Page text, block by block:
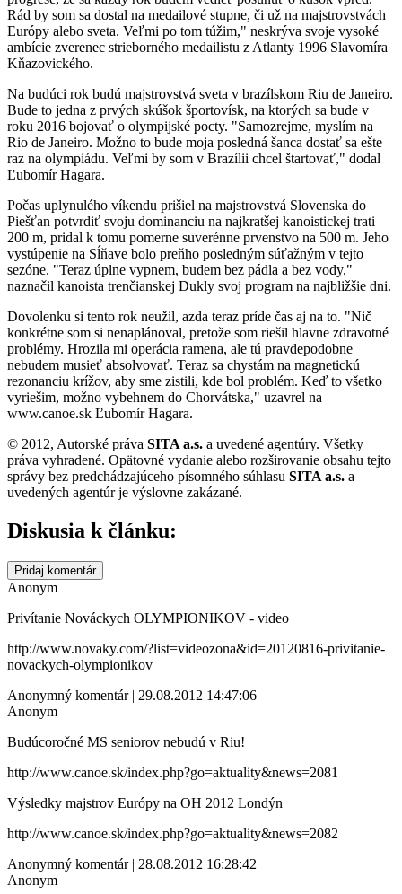
Rád by som sa dostal na medailové stupne, či už na majstrovstvách
Európy alebo sveta. Veľmi po tom túžim," neskrýva svoje vysoké
ambície zverenec strieborného medailistu z Atlanty 1996 Slavomíra
Kňazovického.
Na budúci rok budú majstrovstvá sveta v brazílskom Riu de Janeiro.
Bude to jedna z prvých skúšok športovísk, na ktorých sa bude v
roku 2016 bojovať o olympijské pocty. "Samozrejme, myslím na
Rio de Janeiro. Možno to bude moja posledná šanca dostať sa ešte
raz na olympiádu. Veľmi by som v Brazílii chcel štartovať," dodal
Ľubomír Hagara.
Počas uplynulého víkendu prišiel na majstrovstvá Slovenska do
Piešťan potvrdiť svoju dominanciu na najkratšej kanoistickej trati
200 m, pridal k tomu pomerne suverénne prvenstvo na 500 m. Jeho
vystúpenie na Sĺňave bolo preňho posledným súťažným v tejto
sezóne. "Teraz úplne vypnem, budem bez pádla a bez vody,"
naznačil kanoista trenčianskej Dukly svoj program na najbližšie dni.
Dovolenku si tento rok neužil, azda teraz príde čas aj na to. "Nič
konkrétne som si nenaplánoval, pretože som riešil hlavne zdravotné
problémy. Hrozila mi operácia ramena, ale tú pravdepodobne
nebudem musieť absolvovať. Teraz sa chystám na magnetickú
rezonanciu krížov, aby sme zistili, kde bol problém. Keď to všetko
vyriešim, možno vybehnem do Chorvátska," uzavrel na
www.canoe.sk Ľubomír Hagara.
© 2012, Autorské práva SITA a.s. a uvedené agentúry. Všetky
práva vyhradené. Opätovné vydanie alebo rozširovanie obsahu tejto
správy bez predchádzajúceho písomného súhlasu SITA a.s. a
uvedených agentúr je výslovne zakázané.
Diskusia k článku:
Pridaj komentár
Anonym
Privítanie Nováckych OLYMPIONIKOV - video
http://www.novaky.com/?list=videozona&id=20120816-privitanie-
novackych-olympionikov
Anonymný komentár | 29.08.2012 14:47:06
Anonym
Budúcoročné MS seniorov nebudú v Riu!
http://www.canoe.sk/index.php?go=aktuality&news=2081
Výsledky majstrov Európy na OH 2012 Londýn
http://www.canoe.sk/index.php?go=aktuality&news=2082
Anonymný komentár | 28.08.2012 16:28:42
Anonym